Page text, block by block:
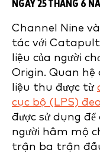
NGÀY 25 THÁNG 6
Channel Nine và
tác với
liệu của người
Origin. Quan hệ
liệu thu được từ
cục bộ (LPS)
được sử dụng
người hâm mộ
trận ba trận